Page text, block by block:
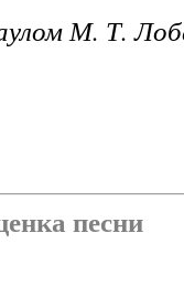
М. Т.
песни